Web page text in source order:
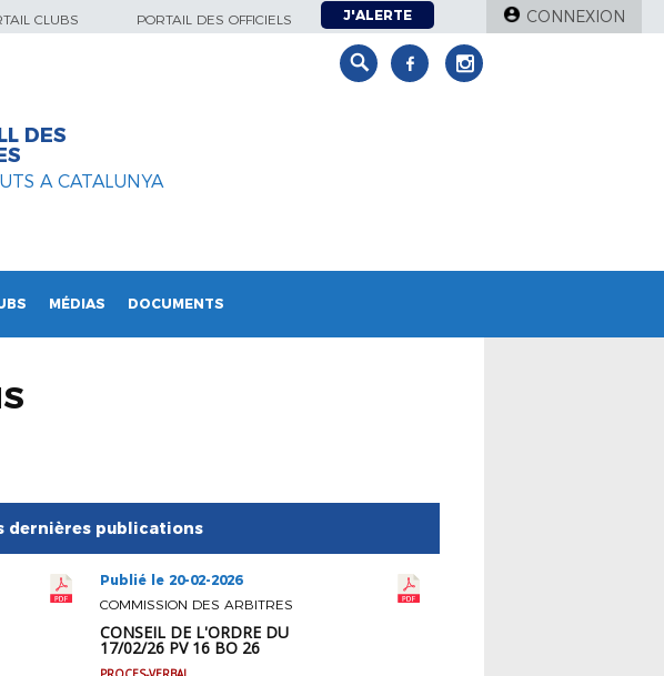
CLUBS PORTAIL DES OFFICIELS J'ALERTE CONNEXION
DES
A CATALUNYA
MÉDIAS DOCUMENTS
dernières publications
Publié le 20-02-2026
COMMISSION DES ARBITRES
CONSEIL DE L'ORDRE DU
17/02/26 PV 16 BO 26